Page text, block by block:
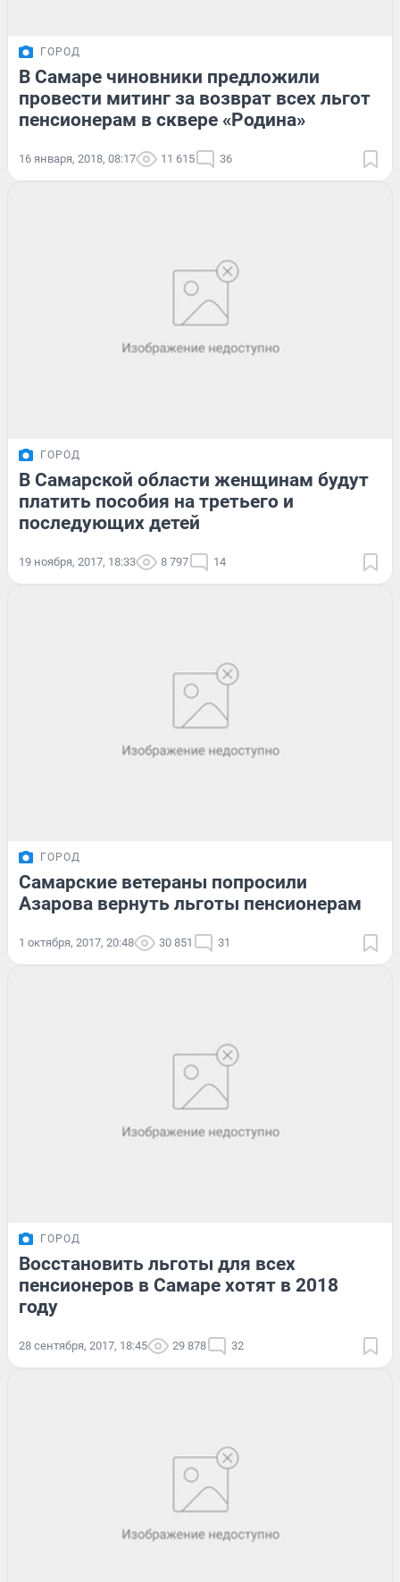
ГОРОД
В Самаре чиновники предложили
провести митинг за возврат всех льгот
пенсионерам в сквере «Родина»
16 января, 2018, 08:17 11 615 36
ГОРОД
В Самарской области женщинам будут
платить пособия на третьего и
последующих детей
19 ноября, 2017, 18:33 8 797 14
ГОРОД
Самарские ветераны попросили
Азарова вернуть льготы пенсионерам
1 октября, 2017, 20:48 30 851 31
ГОРОД
Восстановить льготы для всех
пенсионеров в Самаре хотят в 2018
году
28 сентября, 2017, 18:45 29 878 32